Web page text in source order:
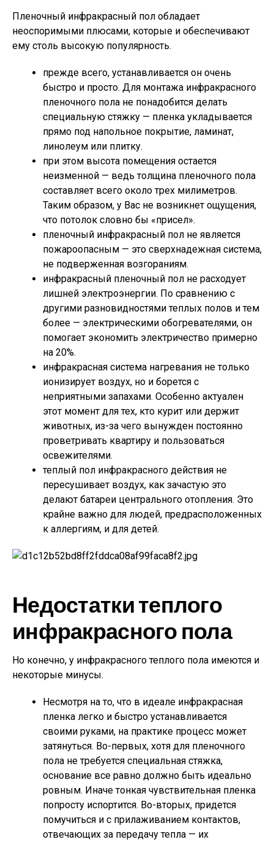
Пленочный инфракрасный пол обладает
неоспоримыми плюсами, которые и обеспечивают
ему столь высокую популярность.
прежде всего, устанавливается он очень
быстро и просто. Для монтажа инфракрасного
пленочного пола не понадобится делать
специальную стяжку — пленка укладывается
прямо под напольное покрытие, ламинат,
линолеум или плитку.
при этом высота помещения остается
неизменной — ведь толщина пленочного пола
составляет всего около трех милиметров.
Таким образом, у Вас не возникнет ощущения,
что потолок словно бы «присел».
пленочный инфракрасный пол не является
пожароопасным — это сверхнадежная система,
не подверженная возгораниям.
инфракрасный пленочный пол не расходует
лишней электроэнергии. По сравнению с
другими разновидностями теплых полов и тем
более — электрическими обогревателями, он
помогает экономить электричество примерно
на 20%.
инфракрасная система нагревания не только
ионизирует воздух, но и борется с
неприятными запахами. Особенно актуален
этот момент для тех, кто курит или держит
животных, из-за чего вынужден постоянно
проветривать квартиру и пользоваться
освежителями.
теплый пол инфракрасного действия не
пересушивает воздух, как зачастую это
делают батареи центрального отопления. Это
крайне важно для людей, предрасположенных
к аллергиям, и для детей.
Недостатки теплого
инфракрасного пола
Но конечно, у инфракрасного теплого пола имеются и
некоторые минусы.
Несмотря на то, что в идеале инфракрасная
пленка легко и быстро устанавливается
своими руками, на практике процесс может
затянуться. Во-первых, хотя для пленочного
пола не требуется специальная стяжка,
основание все равно должно быть идеально
ровным. Иначе тонкая чувствительная пленка
попросту испортится. Во-вторых, придется
помучиться и с прилаживанием контактов,
отвечающих за передачу тепла — их